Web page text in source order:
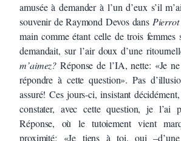
amusée à demander à l’un d’eux s’il
souvenir de Raymond Devos dans
main comme étant celle de trois femmes
demandait, sur l’air doux d’une
m’aimez?Réponse de l’IA, nette: «Je
répondre à cette question». Pas
assuré! Ces jours-ci, insistant
constater, avec cette question, je l’ai
Réponse, où le tutoiement vient
proximité: «Je tiens à toi, oui